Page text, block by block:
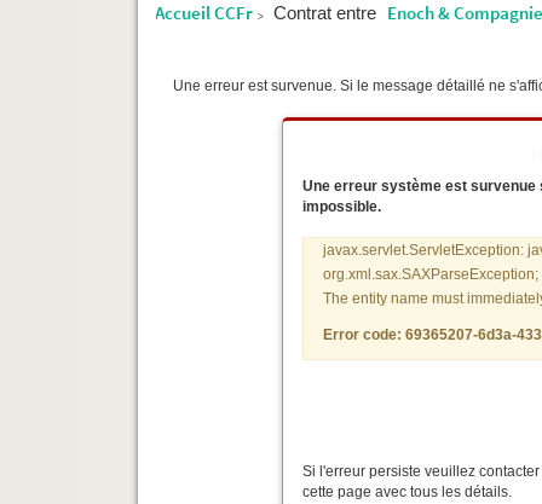
Accueil CCFr > Contrat entre Enoch &
Une erreur est survenue. Si le message détaillé ne
Une erreur système est survenue
impossible.
javax.servlet.ServletException:
The entity name must
Error code: 69365207-6d3a-
Si l'erreur persiste veuillez
cette page avec tous les détails.